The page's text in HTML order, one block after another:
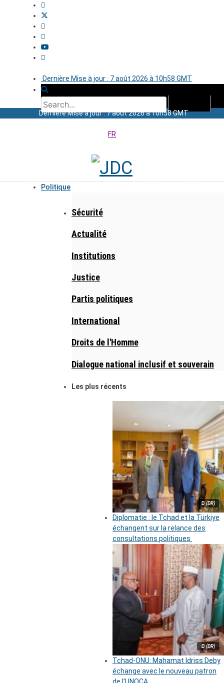
Dernière Mise à jour : 7 août 2026 à 10h58 GMT
Dernière Mise à jour : 7 août 2026 à 10h58 GMT
FR
Politique
Sécurité
Actualité
Institutions
Justice
Partis politiques
International
Droits de l'Homme
Dialogue national inclusif et souverain
Les plus récents
© (DR)
Diplomatie : le Tchad et la Türkiye
échangent sur la relance des
consultations politiques
© (DR)
Tchad-ONU: Mahamat Idriss Deby
échange avec le nouveau patron